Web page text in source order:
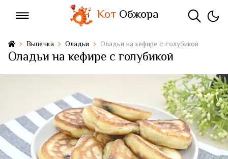
КотОбжора
Выпечка Оладьи Оладьи на кефире с голубикой
Оладьи на кефире с голубикой